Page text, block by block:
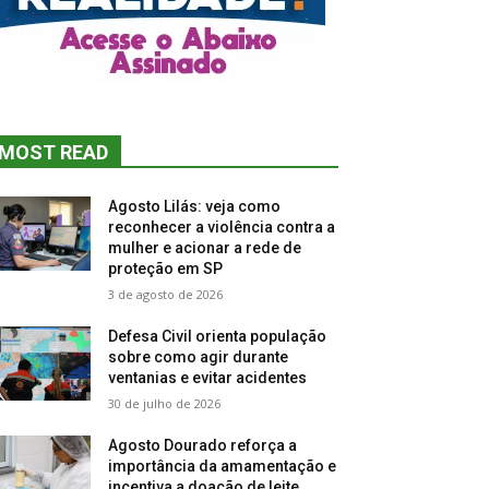
READ
Agosto Lilás: veja como
reconhecer a violência contra a
mulher e acionar a rede de
proteção em SP
3 de agosto de 2026
Defesa Civil orienta população
sobre como agir durante
ventanias e evitar acidentes
30 de julho de 2026
Agosto Dourado reforça a
importância da amamentação e